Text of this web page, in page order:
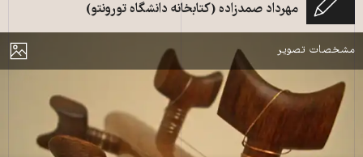
مهرداد صمدزاده (کتابخانه دانشگاه تورونتو)
نمایش
مشخصات تصویر
بلکه موسیقی ایران را هم تحت تأثیر قرار داده است (عکس: آرشیو)